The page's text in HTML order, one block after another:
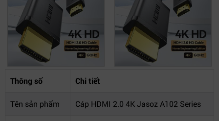
Thông số Chi tiết
Tên sản phẩm Cáp HDMI 2.0 4K Jasoz A102 Series